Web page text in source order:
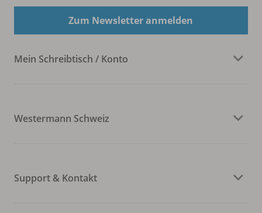
Zum Newsletter anmelden
Mein Schreibtisch / Konto
Westermann Schweiz
Support & Kontakt